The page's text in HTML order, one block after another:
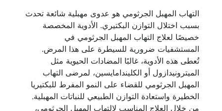
التهاب المهبل الجرثومي هو عدوى مهبلية شائعة تحدث
بسبب اختلال التوازن البكتيري. الأدوية المخصصة
خصيصًا لعلاج التهاب المهبل الجرثومي في
المستشفيات ضرورية للسيطرة على هذا المرض.
تُعطى هذه الأدوية، غالبًا المضادات الحيوية مثل
الميترونيدازول أو الكليندامايسين، لمرضى التهاب
المهبل الجرثومي للقضاء على النمو المفرط للبكتيريا
الخطيرة واستعادة التوازن الطبيعي للنباتات المهبلية.
من خلال العلاج المناسب لالتهاب المهبل الجرثومي،